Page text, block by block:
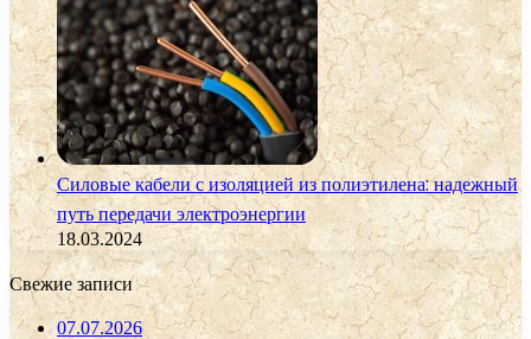
Силовые кабели с изоляцией из полиэтилена: надежный
путь передачи электроэнергии
18.03.2024
Свежие записи
07.07.2026